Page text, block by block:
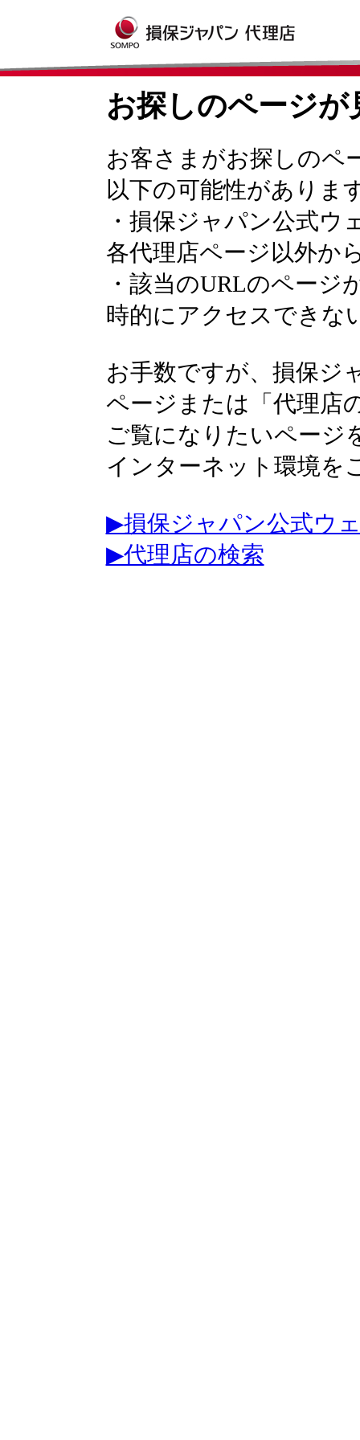
お探しのページ
お客さまがお探しのペ
以下の可能性がありま
・損保ジャパン公式ウ
各代理店ページ以外か
・該当のURLのページ
時的にアクセスできな
お手数ですが、損保ジ
ページまたは「代理店
ご覧になりたいページ
インターネット環境を
▶損保ジャパン公式ウ
▶代理店の検索